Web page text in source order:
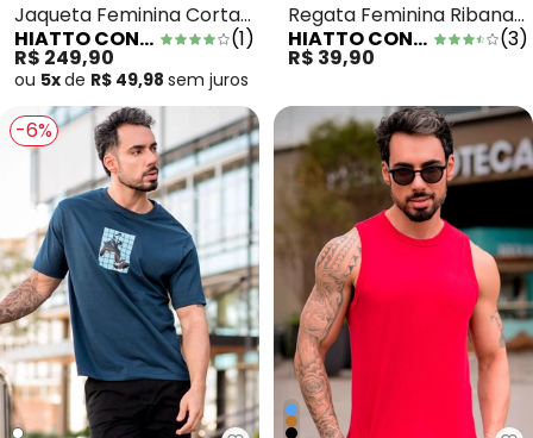
Jaqueta Feminina Corta
Vento Forrada Preto
HIATTO CONFECÇÃO (1)
R$ 249,90
ou 5xde R$ 49,98 sem juros
Regata Feminina Ribana
Canelada Verde Claro
HIATTO CONFECÇÃO (3)
R$ 39,90
-6%